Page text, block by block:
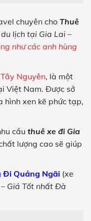
chuyên cho Thuê
lịch tại Gia Lai –
như các anh hùng
Nguyên, là một
Việt Nam. Được sở
hình xen kẽ phức tạp,
cầu thuê xe đi Gia
lượng cao sẽ giúp
Đi Quảng Ngãi (xe
Giá Tốt nhất Đà